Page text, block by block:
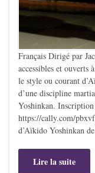
Français Dirigé par
accessibles et ouverts
le style ou courant
d’une discipline
Yoshinkan. Inscription
https://cally.com/
d’Aïkido Yoshinkan
Lire la suite